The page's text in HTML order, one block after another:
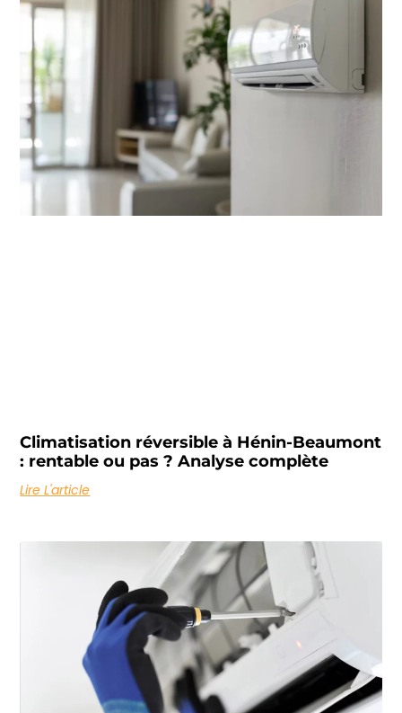
Climatisation réversible à Hénin-Beaumont
: rentable ou pas ? Analyse complète
Lire L'article